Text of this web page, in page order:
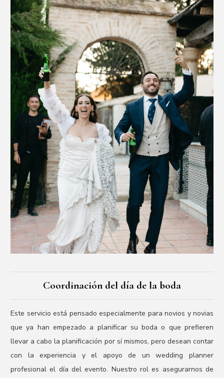
Coordinación del día de la boda
Este servicio está pensado especialmente para novios y novias
que ya han empezado a planificar su boda o que prefieren
llevar a cabo la planificación por sí mismos, pero desean contar
con la experiencia y el apoyo de un wedding planner
profesional el día del evento. Nuestro rol es asegurarnos de